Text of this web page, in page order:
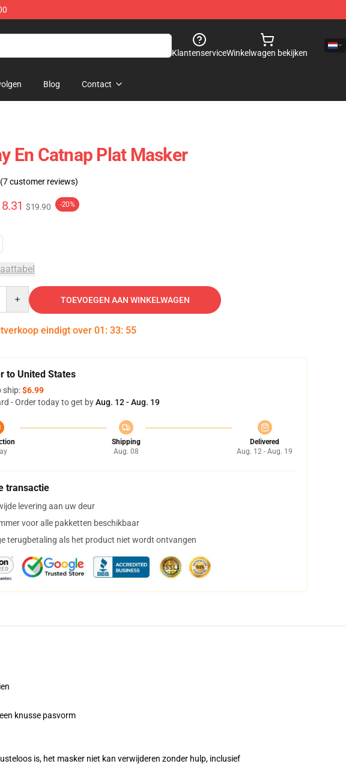
KlantenserviceWinkelwagen bekijken
Blog Contact
En Catnap Plat Masker
(7 customer reviews)
$19.90 -20%
TOEVOEGEN AAN WINKELWAGEN
eindigt over 01 : 33: 54
to United States
ship:$6.99
- Order today to get byAug. 12 - Aug. 19
Shipping
Aug. 08
Delivered
Aug. 12 - Aug. 19
transactie
levering aan uw deur
voor alle pakketten beschikbaar
terugbetaling als het product niet wordt ontvangen
knusse pasvorm
is, het masker niet kan verwijderen zonder hulp, inclusief